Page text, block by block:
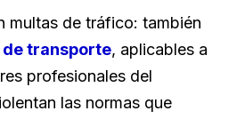
multas de tráfico: también
transporte, aplicables a
profesionales del
las normas que